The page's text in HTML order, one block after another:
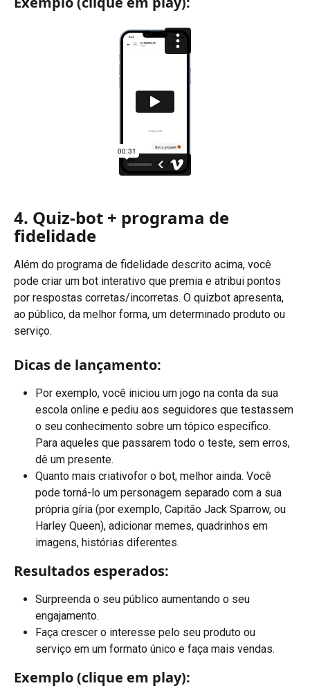
4. Quiz-bot + programa de
fidelidade
Além do programa de fidelidade descrito acima, você
pode criar um bot interativo que premia e atribui pontos
por respostas corretas/incorretas. O quizbot apresenta,
ao público, da melhor forma, um determinado produto ou
serviço.
Dicas de lançamento:
Por exemplo, você iniciou um jogo na conta da sua
escola online e pediu aos seguidores que testassem
o seu conhecimento sobre um tópico específico.
Para aqueles que passarem todo o teste, sem erros,
dê um presente.
Quanto mais criativofor o bot, melhor ainda. Você
pode torná-lo um personagem separado com a sua
própria gíria (por exemplo, Capitão Jack Sparrow, ou
Harley Queen), adicionar memes, quadrinhos em
imagens, histórias diferentes.
Resultados esperados:
Surpreenda o seu público aumentando o seu
engajamento.
Faça crescer o interesse pelo seu produto ou
serviço em um formato único e faça mais vendas.
Exemplo (clique em play):